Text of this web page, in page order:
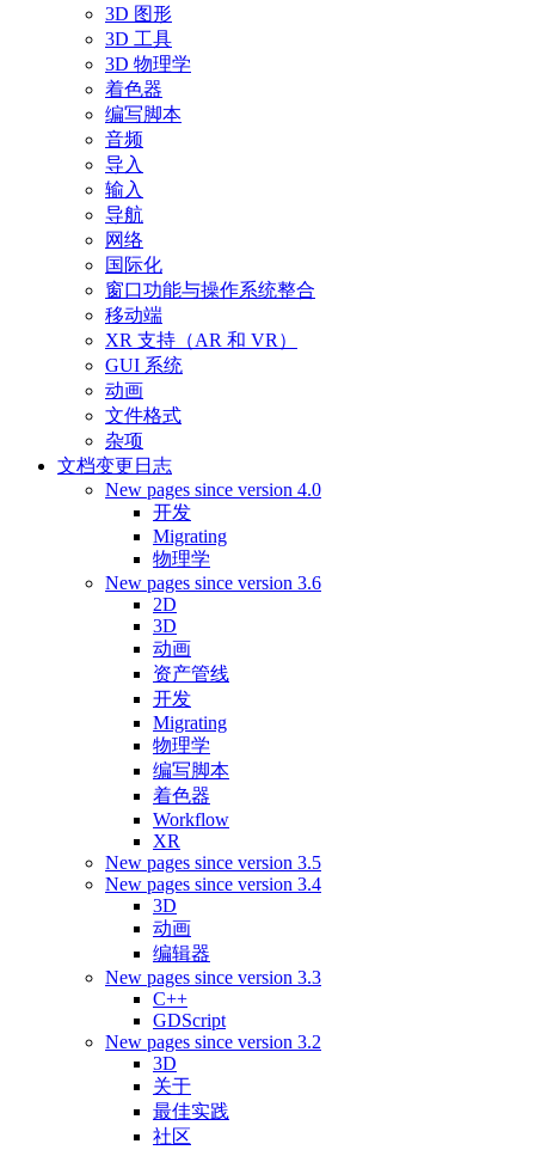
3D 图形
3D 工具
3D 物理学
着色器
编写脚本
音频
导入
输入
导航
网络
国际化
窗口功能与操作系统整合
移动端
XR 支持（AR 和 VR）
GUI 系统
动画
文件格式
杂项
文档变更日志
New pages since version 4.0
开发
Migrating
物理学
New pages since version 3.6
2D
3D
动画
资产管线
开发
Migrating
物理学
编写脚本
着色器
Workflow
XR
New pages since version 3.5
New pages since version 3.4
3D
动画
编辑器
New pages since version 3.3
C++
GDScript
New pages since version 3.2
3D
关于
最佳实践
社区